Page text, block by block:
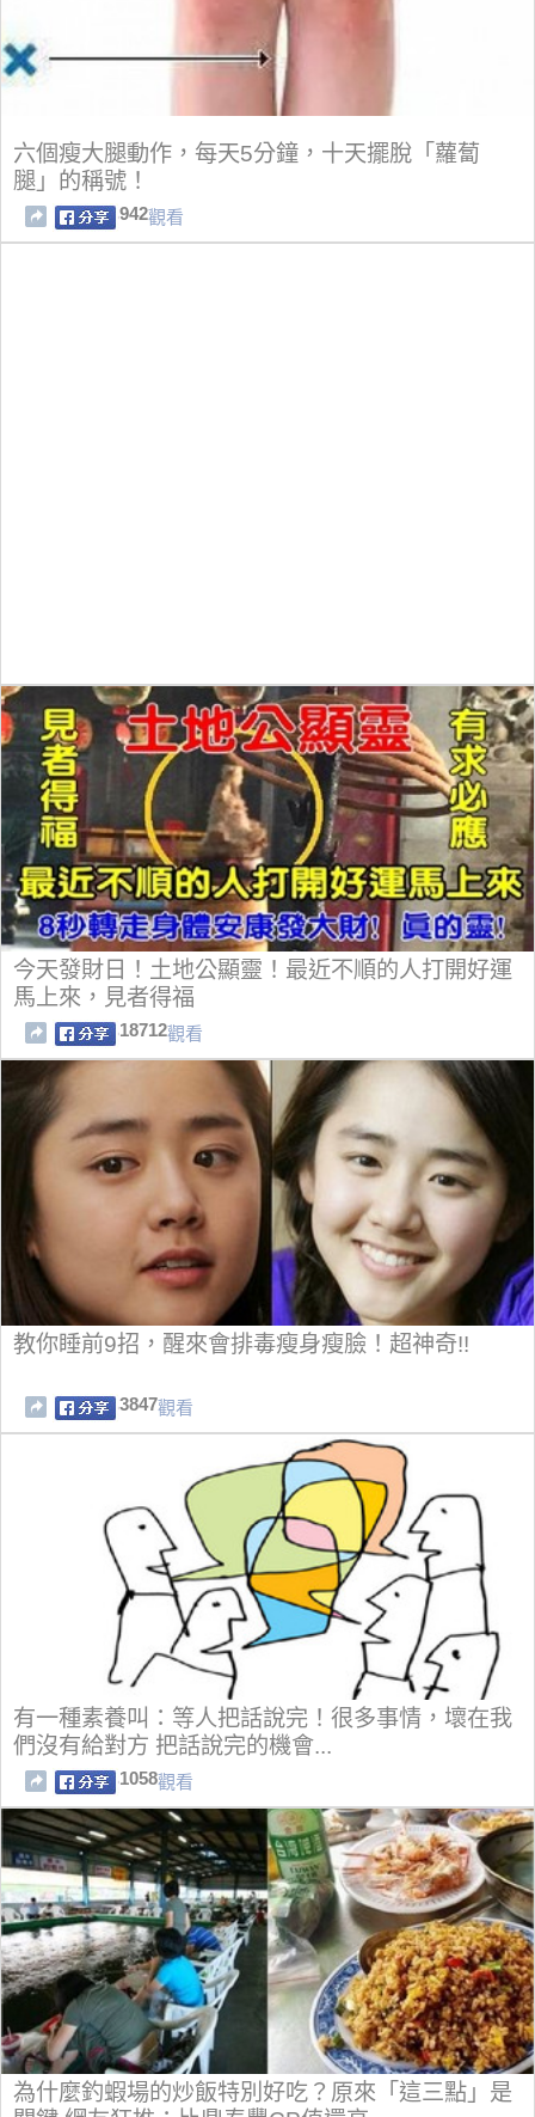
六個瘦大腿動作，每天5分鐘，十天擺脫「蘿蔔
腿」的稱號！
942觀看
今天發財日！土地公顯靈！最近不順的人打開好運
馬上來，見者得福
18712觀看
教你睡前9招，醒來會排毒瘦身瘦臉！超神奇!!
3847觀看
有一種素養叫：等人把話說完！很多事情，壞在我
們沒有給對方 把話說完的機會...
1058觀看
為什麼釣蝦場的炒飯特別好吃？原來「這三點」是